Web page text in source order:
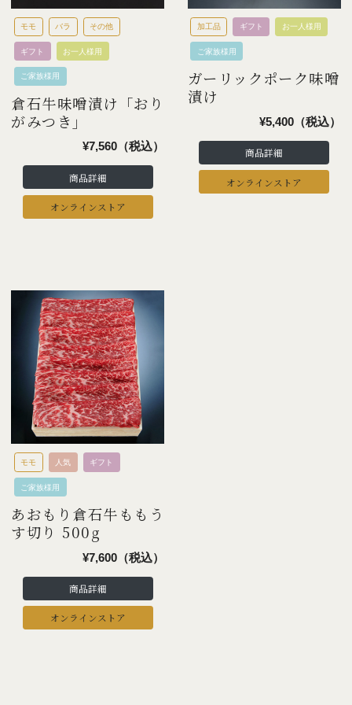
モモ バラ その他
ギフト お一人様用
ご家族様用
倉石牛味噌漬け「おり
がみつき」
¥7,560（税込）
商品詳細
オンラインストア
加工品 ギフト お一人様用
ご家族様用
ガーリックポーク味噌
漬け
¥5,400（税込）
商品詳細
オンラインストア
モモ 人気 ギフト
ご家族様用
あおもり倉石牛ももう
す切り 500g
¥7,600（税込）
商品詳細
オンラインストア